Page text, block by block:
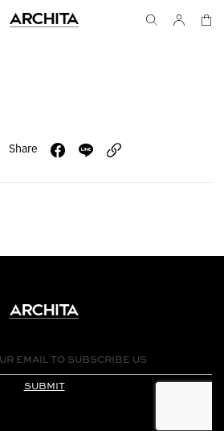
Share